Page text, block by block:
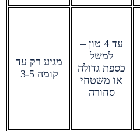
עד 4 טון –
למשל
כספת גדולה
או משטחי
סחורה
מגיע רק עד
קומה 3-5